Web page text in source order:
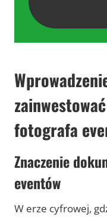
fotografa
Znaczenie
eventów
W erze cyfrowej,